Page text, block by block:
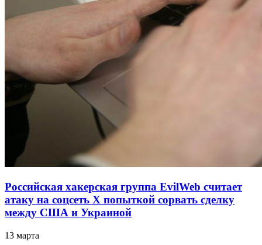
Российская хакерская группа EvilWeb считает
атаку на соцсеть Х попыткой сорвать сделку
между США и Украиной
13 марта